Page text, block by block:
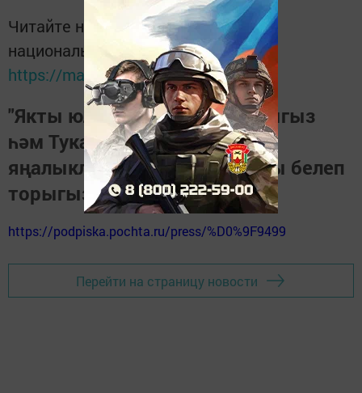
Читайте новости Татарстана в
национальном мессенджере MАХ:
https://max.ru/tatmedia
"Якты юл" газетасына язылыгыз
һәм Тукай районындагы
яңалыкларны, вакыйгаларны белеп
торыгыз
https://podpiska.pochta.ru/press/%D0%9F9499
Перейти на страницу новости